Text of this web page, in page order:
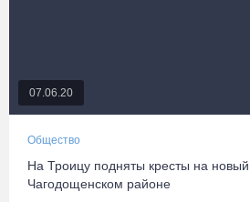
07.06.20
Общество
На Троицу подняты кресты на
Чагодощенском районе